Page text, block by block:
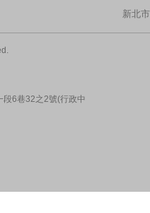
新北
6巷32之2號(行政中